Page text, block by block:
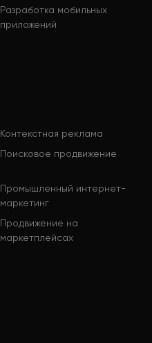
Разработка мобильных
приложений
Контекстная реклама
Поисковое продвижение
Промышленный интернет-
маркетинг
Продвижение на
маркетплейсах